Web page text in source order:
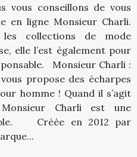
vous conseillons de vous
en ligne Monsieur Charli.
collections de mode
elle l’est également pour
Monsieur Charli :
propose des écharpes
homme ! Quand il s’agit
Charli est une
Créée en 2012 par